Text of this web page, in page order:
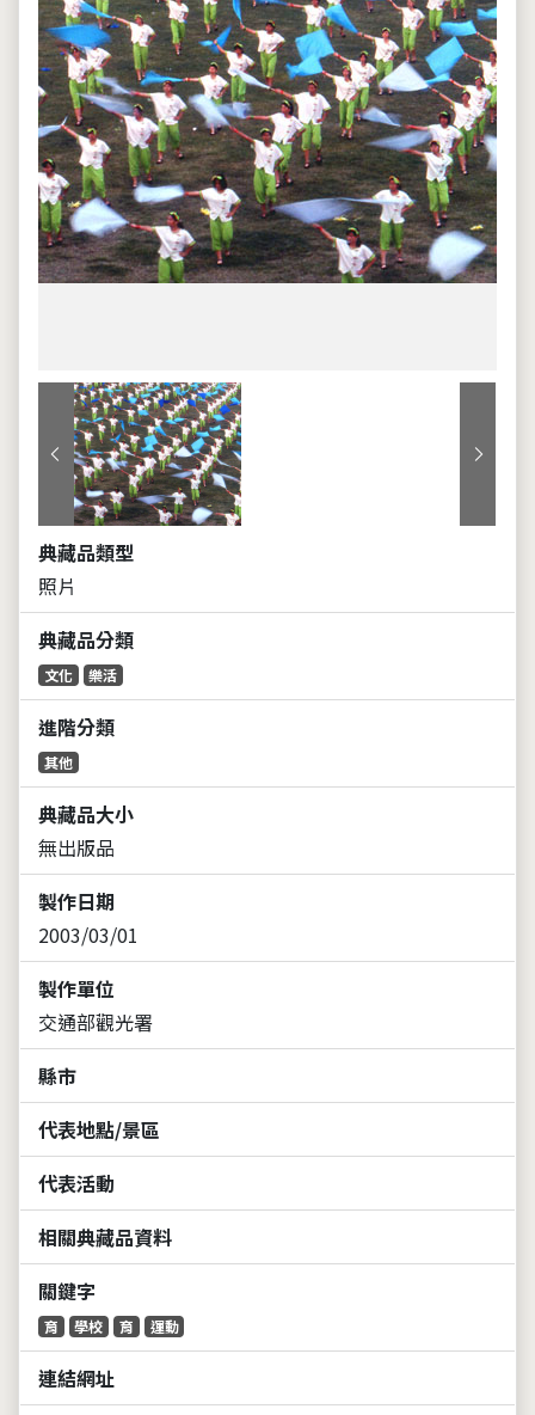
上一張 下一張
典藏品類型
照片
典藏品分類
文化 樂活
進階分類
其他
典藏品大小
無出版品
製作日期
2003/03/01
製作單位
交通部觀光署
縣市
代表地點/景區
代表活動
相關典藏品資料
關鍵字
育 學校 育 運動
連結網址